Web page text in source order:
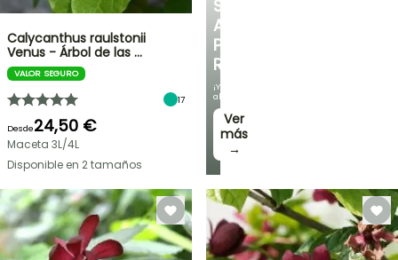
OFERTA
RELÁMPAGO
¡HASTA
SELECCIÓN
A
PRECIOS
REDUCIDOS
¡Y
ahorra!
Ver
más
→
Calycanthus raulstonii
Venus - Árbol de las …
VALOR SEGURO
17
Desde24,50 €
Maceta 3L/4L
Disponible en 2 tamaños